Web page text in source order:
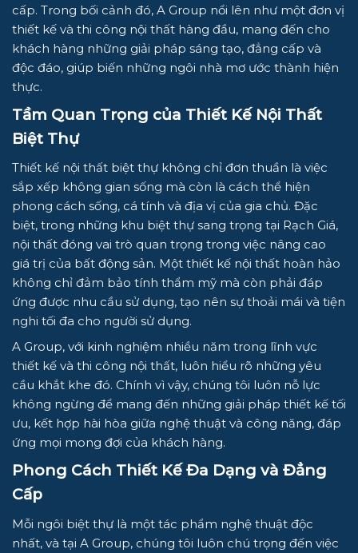
cấp. Trong bối cảnh đó, A Group nổi lên như một đơn vị
thiết kế và thi công nội thất hàng đầu, mang đến cho
khách hàng những giải pháp sáng tạo, đẳng cấp và
độc đáo, giúp biến những ngôi nhà mơ ước thành hiện
thực.
Tầm Quan Trọng của Thiết Kế Nội Thất
Biệt Thự
Thiết kế nội thất biệt thự không chỉ đơn thuần là việc
sắp xếp không gian sống mà còn là cách thể hiện
phong cách sống, cá tính và địa vị của gia chủ. Đặc
biệt, trong những khu biệt thự sang trọng tại Rạch Giá,
nội thất đóng vai trò quan trọng trong việc nâng cao
giá trị của bất động sản. Một thiết kế nội thất hoàn hảo
không chỉ đảm bảo tính thẩm mỹ mà còn phải đáp
ứng được nhu cầu sử dụng, tạo nên sự thoải mái và tiện
nghi tối đa cho người sử dụng.
A Group, với kinh nghiệm nhiều năm trong lĩnh vực
thiết kế và thi công nội thất, luôn hiểu rõ những yêu
cầu khắt khe đó. Chính vì vậy, chúng tôi luôn nỗ lực
không ngừng để mang đến những giải pháp thiết kế tối
ưu, kết hợp hài hòa giữa nghệ thuật và công năng, đáp
ứng mọi mong đợi của khách hàng.
Phong Cách Thiết Kế Đa Dạng và Đẳng
Cấp
Mỗi ngôi biệt thự là một tác phẩm nghệ thuật độc
nhất, và tại A Group, chúng tôi luôn chú trọng đến việc